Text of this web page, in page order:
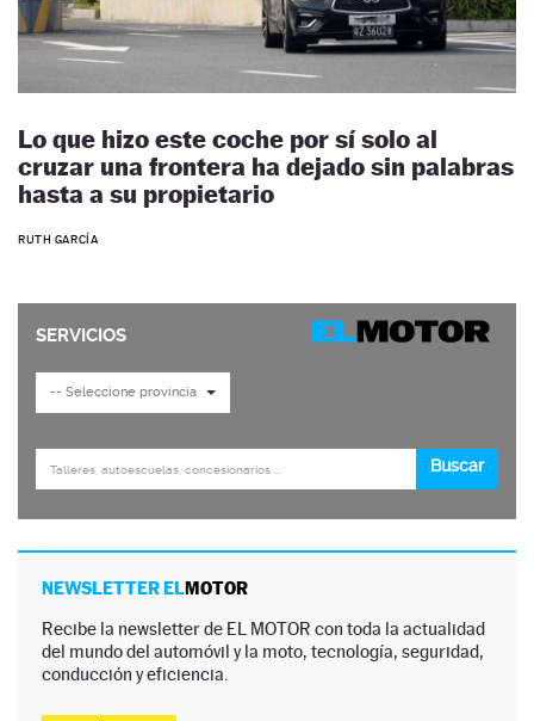
Lo que hizo este coche por sí solo al
cruzar una frontera ha dejado sin palabras
hasta a su propietario
RUTH GARCÍA
NEWSLETTER ELMOTOR
Recibe la newsletter de EL MOTOR con toda la actualidad
del mundo del automóvil y la moto, tecnología, seguridad,
conducción y eficiencia.